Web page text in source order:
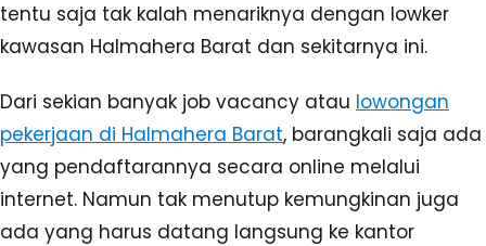
tentu saja tak kalah menariknya dengan lowker
kawasan Halmahera Barat dan sekitarnya ini.
Dari sekian banyak job vacancy atau lowongan
pekerjaan di Halmahera Barat, barangkali saja ada
yang pendaftarannya secara online melalui
internet. Namun tak menutup kemungkinan juga
ada yang harus datang langsung ke kantor